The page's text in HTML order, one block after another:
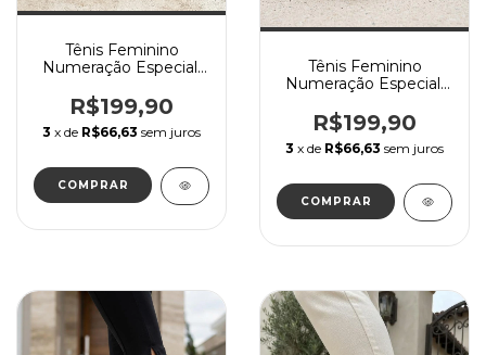
Tênis Feminino
Numeração Especial,
com sola branca
R$199,90
3 x de R$66,63 sem juros
COMPRAR
Tênis Feminino
Numeração Especial,
R$199,90
3 x de R$66,63 sem juros
COMPRAR